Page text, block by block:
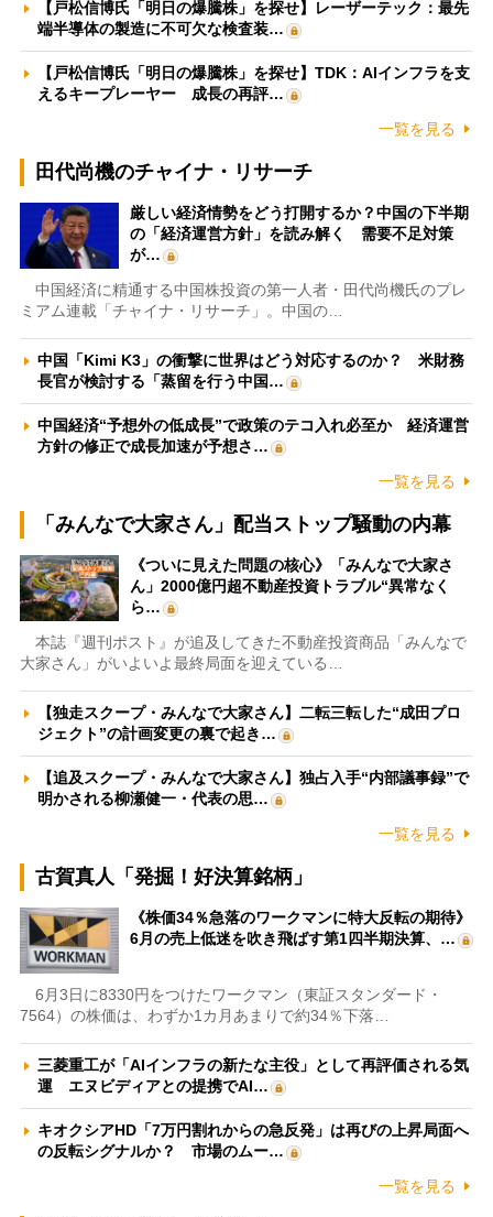
【戸松信博氏「明日の爆騰株」を探せ】レーザーテック：最先
端半導体の製造に不可欠な検査装…
【戸松信博氏「明日の爆騰株」を探せ】TDK：AIインフラを支
えるキープレーヤー 成長の再評…
一覧を見る
田代尚機のチャイナ・リサーチ
厳しい経済情勢をどう打開するか？中国の下半期
の「経済運営方針」を読み解く 需要不足対策
が…
中国経済に精通する中国株投資の第一人者・田代尚機氏のプレ
ミアム連載「チャイナ・リサーチ」。中国の…
中国「Kimi K3」の衝撃に世界はどう対応するのか？ 米財務
長官が検討する「蒸留を行う中国…
中国経済“予想外の低成長”で政策のテコ入れ必至か 経済運営
方針の修正で成長加速が予想さ…
一覧を見る
「みんなで大家さん」配当ストップ騒動の内幕
《ついに見えた問題の核心》「みんなで大家さ
ん」2000億円超不動産投資トラブル“異常なく
ら…
本誌『週刊ポスト』が追及してきた不動産投資商品「みんなで
大家さん」がいよいよ最終局面を迎えている…
【独走スクープ・みんなで大家さん】二転三転した“成田プロ
ジェクト”の計画変更の裏で起き…
【追及スクープ・みんなで大家さん】独占入手“内部議事録”で
明かされる柳瀬健一・代表の思…
一覧を見る
古賀真人「発掘！好決算銘柄」
《株価34％急落のワークマンに特大反転の期待》
6月の売上低迷を吹き飛ばす第1四半期決算、…
6月3日に8330円をつけたワークマン（東証スタンダード・
7564）の株価は、わずか1カ月あまりで約34％下落…
三菱重工が「AIインフラの新たな主役」として再評価される気
運 エヌビディアとの提携でAI…
キオクシアHD「7万円割れからの急反発」は再びの上昇局面へ
の反転シグナルか？ 市場のムー…
一覧を見る